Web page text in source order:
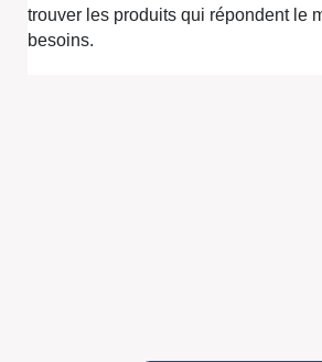
trouver les produits qui répondent le
besoins.